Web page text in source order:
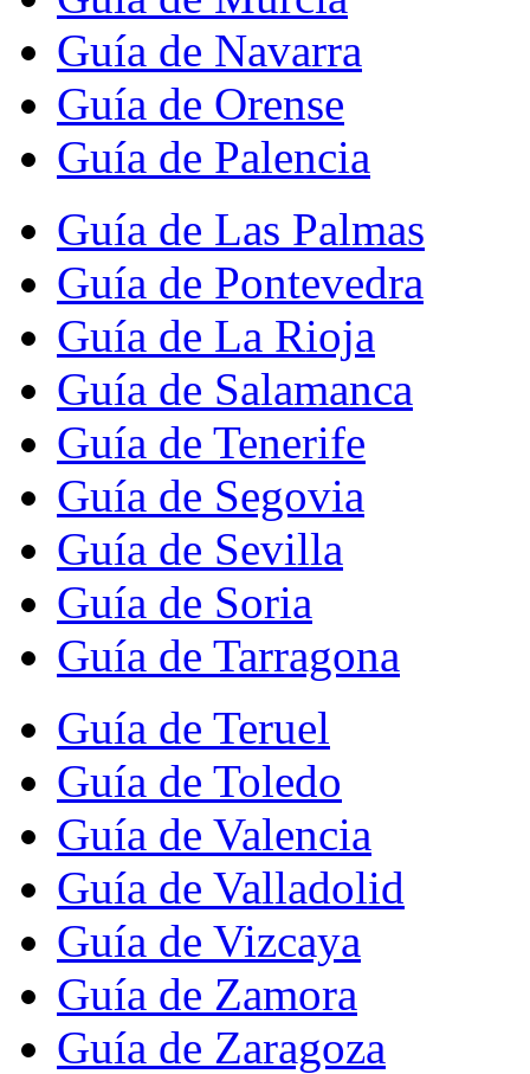
Guía de Navarra
Guía de Orense
Guía de Palencia
Guía de Las Palmas
Guía de Pontevedra
Guía de La Rioja
Guía de Salamanca
Guía de Tenerife
Guía de Segovia
Guía de Sevilla
Guía de Soria
Guía de Tarragona
Guía de Teruel
Guía de Toledo
Guía de Valencia
Guía de Valladolid
Guía de Vizcaya
Guía de Zamora
Guía de Zaragoza